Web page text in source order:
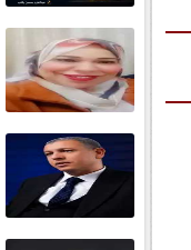
لتكريم...